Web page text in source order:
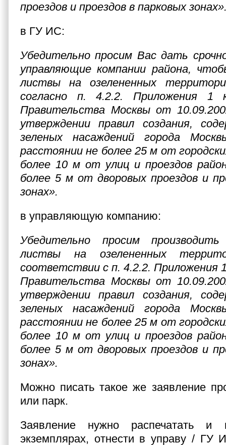
проездов и проездов в парковых
в ГУ ИС:
Убедительно просим Вас дать
управляющие компании района,
листвы на озелененных
согласно п. 4.2.2. Приложения 1
Правительства Москвы от
утверждении правил создания,
зеленых насаждений города
расстоянии не более 25 м от
более 10 м от улиц и проездов
более 5 м от дворовых проездов и
зонах».
в управляющую компанию:
Убедительно просим
листвы на озелененных
соответствии с п. 4.2.2. Приложения
Правительства Москвы от
утверждении правил создания,
зеленых насаждений города
расстоянии не более 25 м от
более 10 м от улиц и проездов
более 5 м от дворовых проездов и
зонах».
Можно писать такое же заявление
или парк.
Заявление нужно распечатать и
экземплярах, отнести в управу /